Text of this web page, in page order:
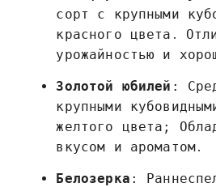
сорт с крупными
красного цвета․
урожайностью и
Золотой юбилей :
крупными
желтого цвета;
вкусом и ароматом․
Белозерка :